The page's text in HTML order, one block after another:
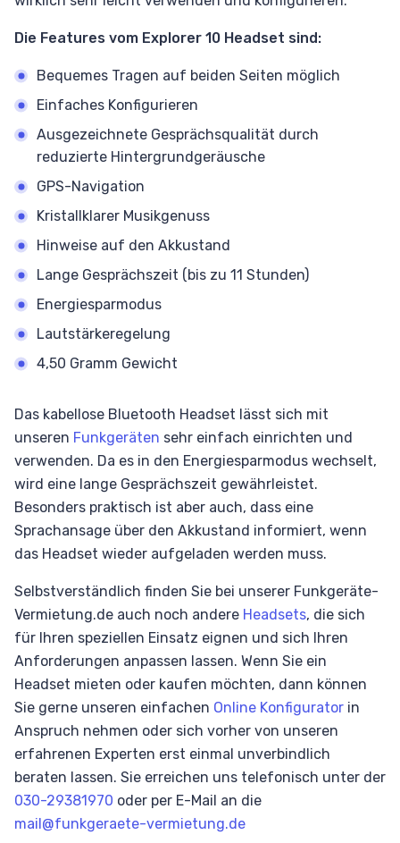
Die Features vom Explorer 10 Headset sind:
Bequemes Tragen auf beiden Seiten möglich
Einfaches Konfigurieren
Ausgezeichnete Gesprächsqualität durch
reduzierte Hintergrundgeräusche
GPS-Navigation
Kristallklarer Musikgenuss
Hinweise auf den Akkustand
Lange Gesprächszeit (bis zu 11 Stunden)
Energiesparmodus
Lautstärkeregelung
4,50 Gramm Gewicht
Das kabellose Bluetooth Headset lässt sich mit
unseren Funkgeräten sehr einfach einrichten und
verwenden. Da es in den Energiesparmodus wechselt,
wird eine lange Gesprächszeit gewährleistet.
Besonders praktisch ist aber auch, dass eine
Sprachansage über den Akkustand informiert, wenn
das Headset wieder aufgeladen werden muss.
Selbstverständlich finden Sie bei unserer Funkgeräte-
Vermietung.de auch noch andere Headsets, die sich
für Ihren speziellen Einsatz eignen und sich Ihren
Anforderungen anpassen lassen. Wenn Sie ein
Headset mieten oder kaufen möchten, dann können
Sie gerne unseren einfachen Online Konfigurator in
Anspruch nehmen oder sich vorher von unseren
erfahrenen Experten erst einmal unverbindlich
beraten lassen. Sie erreichen uns telefonisch unter der
030-29381970 oder per E-Mail an die
mail@funkgeraete-vermietung.de